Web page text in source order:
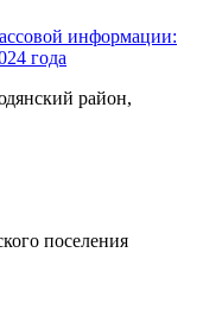
информации:
года
район,
поселения